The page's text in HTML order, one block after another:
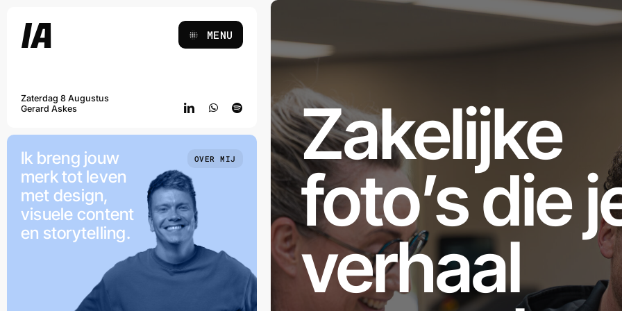
inhoudIA MENU
Zaterdag 8 Augustus
Gerard Askes
Ik breng jouw
merk tot leven
met design,
visuele content
en storytelling.
OVER MIJ Zakelijke
foto’s die
verhaal